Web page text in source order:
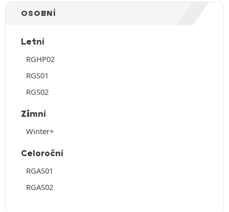
OSOBNÍ
Letní
RGHP02
RGS01
RGS02
Zimní
Winter+
Celoroční
RGAS01
RGAS02